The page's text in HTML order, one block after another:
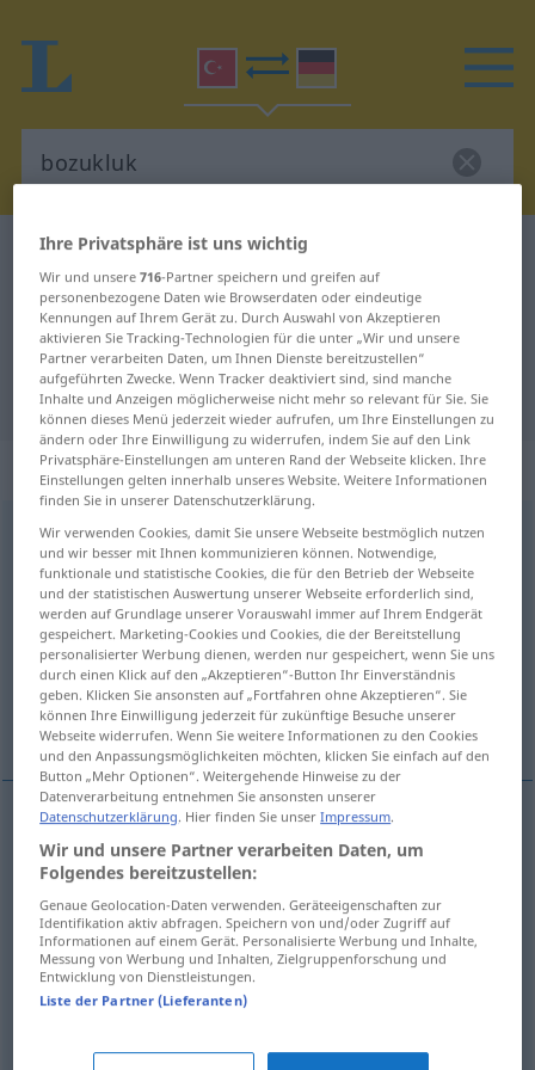
Türkisch-Deutsch Wörterbuch
Türkisch-Deutsch Übersetzung für
"bozukluk"
"bozukluk" Deutsch Übersetzung
„bozukluk“
bozukluk <-ğu >
Übersicht aller Übersetzungen
(Für mehr Details die Übersetzung anklicken/antippen)
Defekt, Störung Missstände
Kleingeld
Defekt M bozukluk a. MED
Störung F bozukluk a. MED
Missstände bozukluk
Ihre Privatsphäre ist uns wichtig
Wir und unsere716-Partner speichern und greifen auf
personenbezogene Daten wie Browserdaten oder eindeutige
Kennungen auf Ihrem Gerät zu. Durch Auswahl von Akzeptieren
aktivieren Sie Tracking-Technologien für die unter „Wir und unsere
Partner verarbeiten Daten, um Ihnen Dienste bereitzustellen“
aufgeführten Zwecke. Wenn Tracker deaktiviert sind, sind manche
Inhalte und Anzeigen möglicherweise nicht mehr so relevant für Sie. Sie
können dieses Menü jederzeit wieder aufrufen, um Ihre Einstellungen zu
ändern oder Ihre Einwilligung zu widerrufen, indem Sie auf den Link
Privatsphäre-Einstellungen am unteren Rand der Webseite klicken. Ihre
Einstellungen gelten innerhalb unseres Website. Weitere Informationen
finden Sie in unserer Datenschutzerklärung.
Wir verwenden Cookies, damit Sie unsere Webseite bestmöglich nutzen
und wir besser mit Ihnen kommunizieren können. Notwendige,
funktionale und statistische Cookies, die für den Betrieb der Webseite
und der statistischen Auswertung unserer Webseite erforderlich sind,
werden auf Grundlage unserer Vorauswahl immer auf Ihrem Endgerät
gespeichert. Marketing-Cookies und Cookies, die der Bereitstellung
personalisierter Werbung dienen, werden nur gespeichert, wenn Sie uns
durch einen Klick auf den „Akzeptieren“-Button Ihr Einverständnis
geben. Klicken Sie ansonsten auf „Fortfahren ohne Akzeptieren“. Sie
können Ihre Einwilligung jederzeit für zukünftige Besuche unserer
Webseite widerrufen. Wenn Sie weitere Informationen zu den Cookies
und den Anpassungsmöglichkeiten möchten, klicken Sie einfach auf den
Button „Mehr Optionen“. Weitergehende Hinweise zu der
Datenverarbeitung entnehmen Sie ansonsten unserer
Datenschutzerklärung. Hier finden Sie unserImpressum.
Wir und unsere Partner verarbeiten Daten, um
Folgendes bereitzustellen:
Genaue Geolocation-Daten verwenden. Geräteeigenschaften zur
Identifikation aktiv abfragen. Speichern von und/oder Zugriff auf
Informationen auf einem Gerät. Personalisierte Werbung und Inhalte,
Messung von Werbung und Inhalten, Zielgruppenforschung und
Entwicklung von Dienstleistungen.
Liste der Partner (Lieferanten)